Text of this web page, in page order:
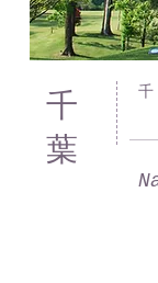
​千
葉